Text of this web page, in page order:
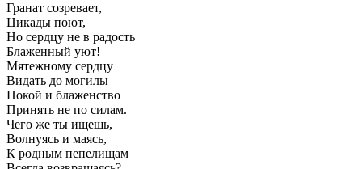
Гранат созревает,
Цикады поют,
Но сердцу не в радость
Блаженный уют!
Мятежному сердцу
Видать до могилы
Покой и блаженство
Принять не по силам.
Чего же ты ищешь,
Волнуясь и маясь,
К родным пепелищам